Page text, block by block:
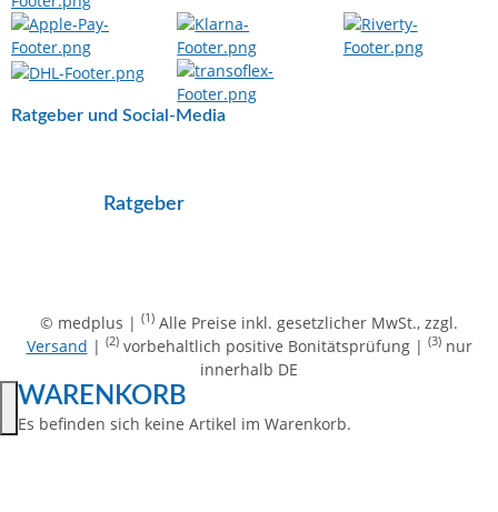
Ratgeber und Social-Media
Ratgeber
© medplus | (1) Alle Preise inkl. gesetzlicher MwSt., zzgl.
Versand | (2)vorbehaltlich positive Bonitätsprüfung | (3)nur
innerhalb DE
WARENKORB
Es befinden sich keine Artikel im Warenkorb.